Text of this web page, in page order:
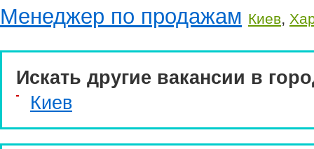
Менеджер по продажам Киев,
Искать другие вакансии в
Киев